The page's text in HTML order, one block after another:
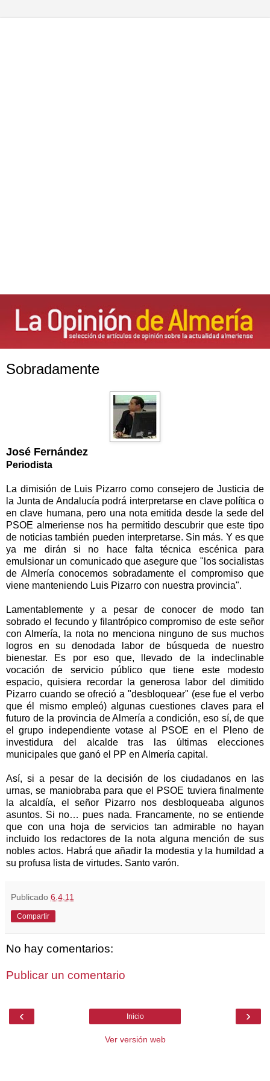
Sobradamente
José Fernández
Periodista
La dimisión de Luis Pizarro como consejero de Justicia de
la Junta de Andalucía podrá interpretarse en clave política o
en clave humana, pero una nota emitida desde la sede del
PSOE almeriense nos ha permitido descubrir que este tipo
de noticias también pueden interpretarse. Sin más. Y es que
ya me dirán si no hace falta técnica escénica para
emulsionar un comunicado que asegure que "los socialistas
de Almería conocemos sobradamente el compromiso que
viene manteniendo Luis Pizarro con nuestra provincia".
Lamentablemente y a pesar de conocer de modo tan
sobrado el fecundo y filantrópico compromiso de este señor
con Almería, la nota no menciona ninguno de sus muchos
logros en su denodada labor de búsqueda de nuestro
bienestar. Es por eso que, llevado de la indeclinable
vocación de servicio público que tiene este modesto
espacio, quisiera recordar la generosa labor del dimitido
Pizarro cuando se ofreció a "desbloquear" (ese fue el verbo
que él mismo empleó) algunas cuestiones claves para el
futuro de la provincia de Almería a condición, eso sí, de que
el grupo independiente votase al PSOE en el Pleno de
investidura del alcalde tras las últimas elecciones
municipales que ganó el PP en Almería capital.
Así, si a pesar de la decisión de los ciudadanos en las
urnas, se maniobraba para que el PSOE tuviera finalmente
la alcaldía, el señor Pizarro nos desbloqueaba algunos
asuntos. Si no… pues nada. Francamente, no se entiende
que con una hoja de servicios tan admirable no hayan
incluido los redactores de la nota alguna mención de sus
nobles actos. Habrá que añadir la modestia y la humildad a
su profusa lista de virtudes. Santo varón.
Publicado 6.4.11
Compartir
No hay comentarios:
Publicar un comentario
‹ ›
Inicio
Ver versión web